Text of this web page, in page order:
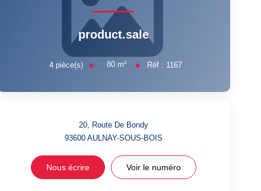
product.sale
4 pièce(s) 80 m² Réf : 1167
20, Route De Bondy
93600 AULNAY-SOUS-BOIS
Nous écrire Voir le numéro